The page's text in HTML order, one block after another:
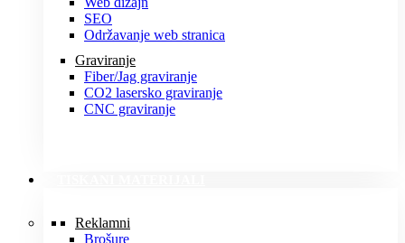
SEO
Održavanje web stranica
Graviranje
Fiber/Jag graviranje
CO2 lasersko graviranje
CNC graviranje
Reklamni
Brošure